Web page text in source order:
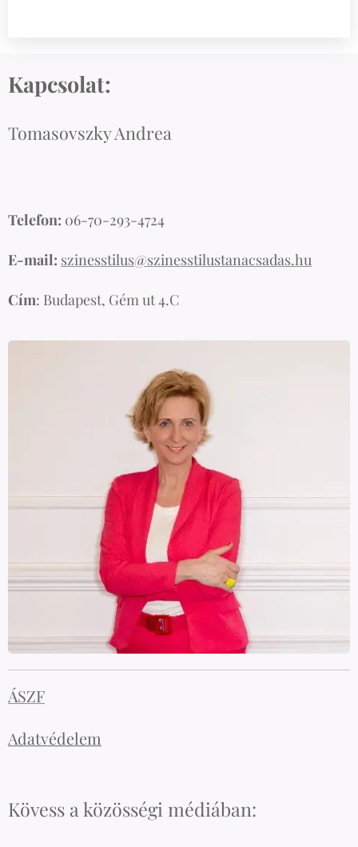
Kapcsolat:
Tomasovszky Andrea
Telefon: 06-70-293-4724
E-mail: szinesstilus@szinesstilustanacsadas.hu
Cím: Budapest, Gém ut 4.C
ÁSZF
Adatvédelem
Kövess a közösségi médiában: